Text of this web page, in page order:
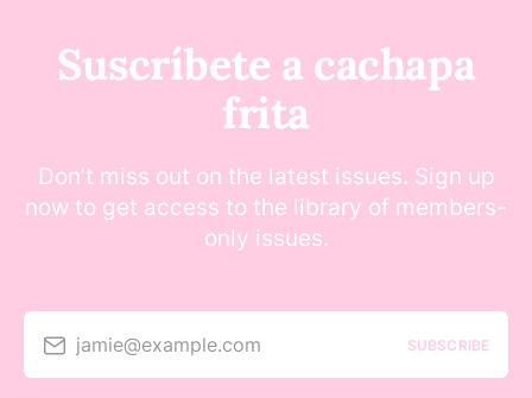
Suscríbete a cachapa
frita
Don’t miss out on the latest issues. Sign up
now to get access to the library of members-
only issues.
jamie@example.com SUBSCRIBE